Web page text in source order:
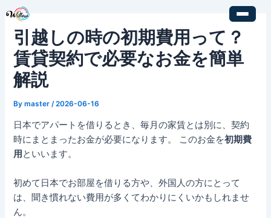
引越しの時の初期費用って？
賃貸契約で必要なお金を簡単
解説
Bymaster /2026-06-16
日本でアパートを借りるとき、毎月の家賃とは別に、契約
時にまとまったお金が必要になります。 このお金を初期費
用 といいます。
初めて日本でお部屋を借りる方や、外国人の方にとって
は、聞き慣れない費用が多くてわかりにくいかもしれませ
ん。
Post
navigation